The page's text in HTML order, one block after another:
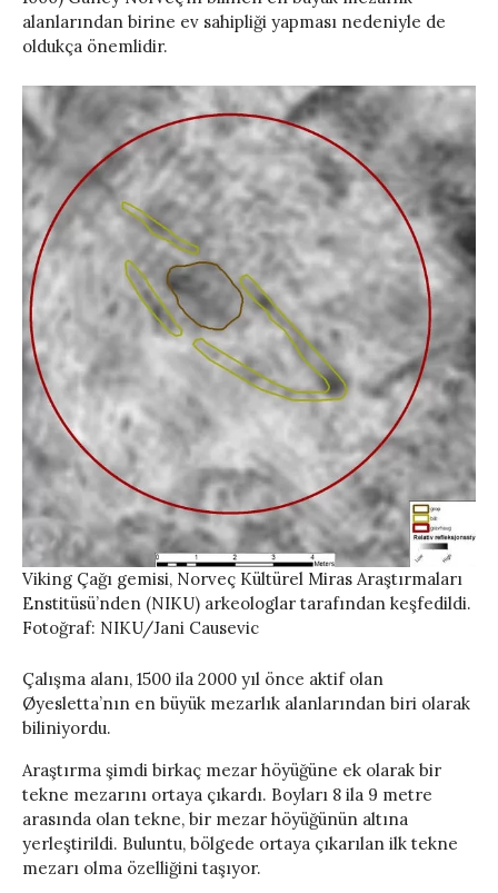
alanlarından birine ev sahipliği yapması nedeniyle de
oldukça önemlidir.
Viking Çağı gemisi, Norveç Kültürel Miras Araştırmaları
Enstitüsü’nden (NIKU) arkeologlar tarafından keşfedildi.
Fotoğraf: NIKU/Jani Causevic
Çalışma alanı, 1500 ila 2000 yıl önce aktif olan
Øyesletta’nın en büyük mezarlık alanlarından biri olarak
biliniyordu.
Araştırma şimdi birkaç mezar höyüğüne ek olarak bir
tekne mezarını ortaya çıkardı. Boyları 8 ila 9 metre
arasında olan tekne, bir mezar höyüğünün altına
yerleştirildi. Buluntu, bölgede ortaya çıkarılan ilk tekne
mezarı olma özelliğini taşıyor.